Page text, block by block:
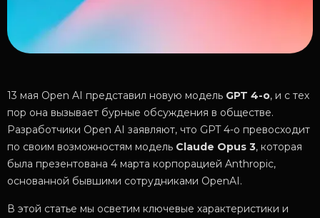
13 мая Open AI представил новую модель GPT 4-о, и с тех
пор она вызывает бурные обсуждения в обществе.
Разработчики Open AI заявляют, что GPT 4-о превосходит
по своим возможностям модель Claude Opus 3, которая
была презентована 4 марта корпорацией Anthropic,
основанной бывшими сотрудниками OpenAI.
В этой статье мы осветим ключевые характеристики и